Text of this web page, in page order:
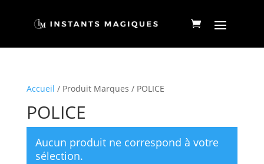
Accueil / Produit Marques / POLICE
POLICE
Aucun produit ne correspond à votre
sélection.